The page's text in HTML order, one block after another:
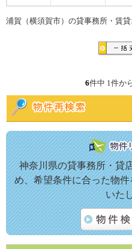
神奈川県の貸事務所・貸
め、希望条件に合った物
いた
浦賀（横須賀市）の貸事務所・賃
6件中 1件か